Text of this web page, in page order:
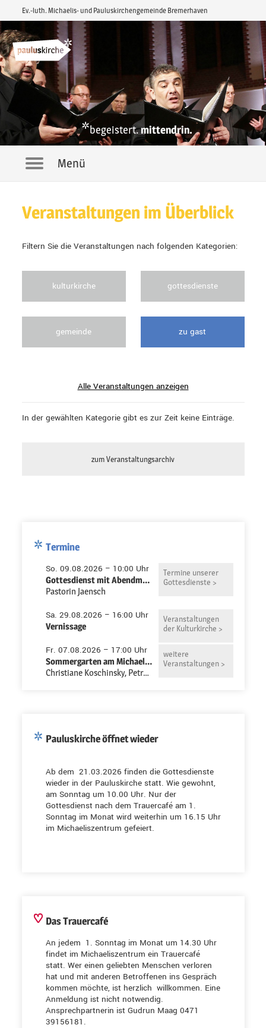
Ev.-luth. Michaelis- und Pauluskirchengemeinde Bremerhaven
*begeistert.mittendrin.
NavigationMenü
Veranstaltungen im Überblick
Filtern Sie die Veranstaltungen nach folgenden Kategorien:
kulturkirche gottesdienste
gemeinde zu gast
Alle Veranstaltungen anzeigen
In der gewählten Kategorie gibt es zur Zeit keine Einträge.
zum Veranstaltungsarchiv
Termine
So. 09.08.2026 – 10:00 Uhr
Gottesdienst mit Abendmahl in der Pauluskirche
Pastorin Jaensch
Termine unserer
Gottesdienste >
Sa. 29.08.2026 – 16:00 Uhr
Vernissage
Veranstaltungen
der Kulturkirche >
Fr. 07.08.2026 – 17:00 Uhr
Sommergarten am Michaeliszentrum
Christiane Koschinsky, Petra Niemeyer-Ruth
weitere
Veranstaltungen >
Pauluskirche öffnet wieder
Ab dem 21.03.2026 finden die Gottesdienste
wieder in der Pauluskirche statt. Wie gewohnt,
am Sonntag um 10.00 Uhr. Nur der
Gottesdienst nach dem Trauercafé am 1.
Sonntag im Monat wird weiterhin um 16.15 Uhr
im Michaeliszentrum gefeiert.
Das Trauercafé
An jedem 1. Sonntag im Monat um 14.30 Uhr
findet im Michaeliszentrum ein Trauercafé
statt. Wer einen geliebten Menschen verloren
hat und mit anderen Betroffenen ins Gespräch
kommen möchte, ist herzlich willkommen. Eine
Anmeldung ist nicht notwendig.
Ansprechpartnerin ist Gudrun Maag 0471
39156181.